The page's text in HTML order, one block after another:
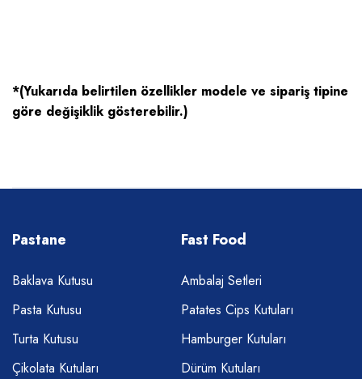
*(Yukarıda belirtilen özellikler modele ve sipariş tipine
göre değişiklik gösterebilir.)
Pastane
Baklava Kutusu
Pasta Kutusu
Turta Kutusu
Çikolata Kutuları
Fast Food
Ambalaj Setleri
Patates Cips Kutuları
Hamburger Kutuları
Dürüm Kutuları